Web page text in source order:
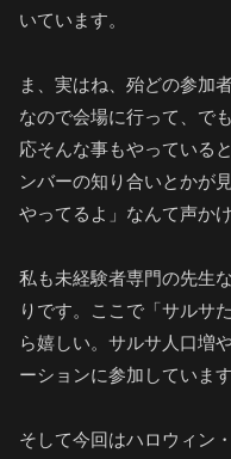
いています。
ま、実はね、殆どの参加
なので会場に行って、で
応そんな事もやっている
ンバーの知り合いとかが
やってるよ」なんて声か
私も未経験者専門の先生
りです。ここで「サルサ
ら嬉しい。サルサ人口増
ーションに参加しています
そして今回はハロウィン